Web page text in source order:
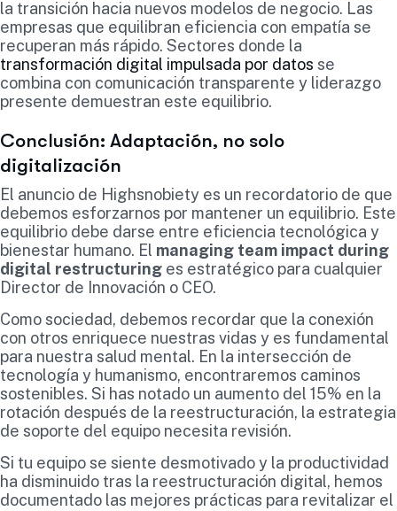
la transición hacia nuevos modelos de negocio. Las
empresas que equilibran eficiencia con empatía se
recuperan más rápido. Sectores donde la
transformación digital impulsada por datos se
combina con comunicación transparente y liderazgo
presente demuestran este equilibrio.
Conclusión: Adaptación, no solo
digitalización
El anuncio de Highsnobiety es un recordatorio de que
debemos esforzarnos por mantener un equilibrio. Este
equilibrio debe darse entre eficiencia tecnológica y
bienestar humano. El managing team impact during
digital restructuring es estratégico para cualquier
Director de Innovación o CEO.
Como sociedad, debemos recordar que la conexión
con otros enriquece nuestras vidas y es fundamental
para nuestra salud mental. En la intersección de
tecnología y humanismo, encontraremos caminos
sostenibles. Si has notado un aumento del 15% en la
rotación después de la reestructuración, la estrategia
de soporte del equipo necesita revisión.
Si tu equipo se siente desmotivado y la productividad
ha disminuido tras la reestructuración digital, hemos
documentado las mejores prácticas para revitalizar el